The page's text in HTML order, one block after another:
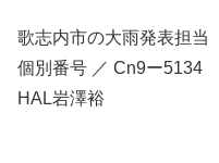
歌志内市の大雨発表担当
個別番号 ／ Cn9ー5134
HAL岩澤裕